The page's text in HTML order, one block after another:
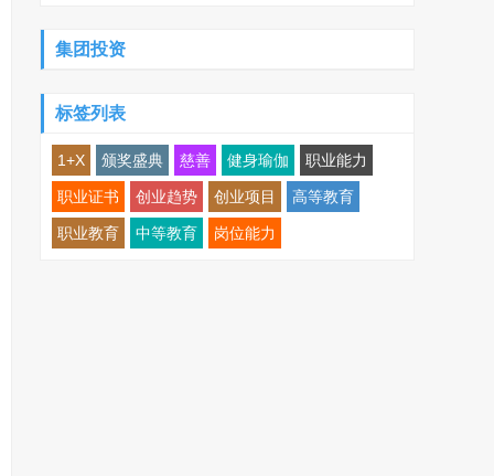
集团投资
标签列表
1+X 颁奖盛典 慈善 健身瑜伽 职业能力
职业证书 创业趋势 创业项目 高等教育
职业教育 中等教育 岗位能力